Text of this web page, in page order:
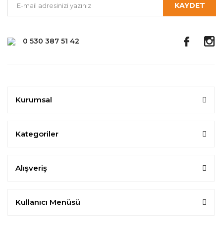
0 530 387 51 42
KAYDET
Kurumsal
Kategoriler
Alışveriş
Kullanıcı Menüsü